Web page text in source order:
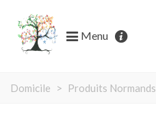
Menu
Domicile > Produits Normands